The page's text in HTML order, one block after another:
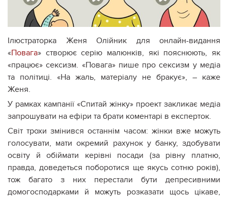
Ілюстраторка Женя Олійник для онлайн-видання
«Повага» створює серію малюнків, які пояснюють, як
«працює» сексизм. «Повага» пише про сексизм у медіа
та політиці. «На жаль, матеріалу не бракує», – каже
Женя.
У рамках кампанії «Спитай жінку» проект закликає медіа
запрошувати на ефіри та брати коментарі в експерток.
Світ трохи змінився останнім часом: жінки вже можуть
голосувати, мати окремий рахунок у банку, здобувати
освіту й обіймати керівні посади (за рівну платню,
правда, доведеться поборотися ще якусь сотню років),
тож багато з них перестали бути депресивними
домогосподарками й можуть розказати щось цікаве,